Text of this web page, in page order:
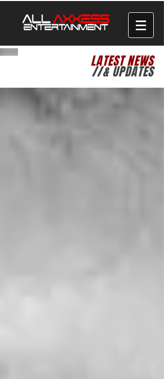
LATEST NEWS
//& UPDATES